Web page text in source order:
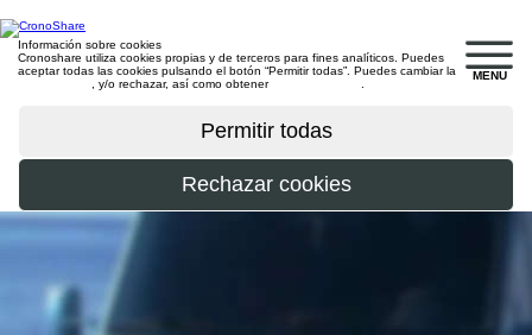
MENU
Información sobre cookies
Cronoshare utiliza cookies propias y de terceros para fines analíticos. Puedes
aceptar todas las cookies pulsando el botón “Permitir todas”. Puedes cambiar la
, y/o rechazar, así como obtener